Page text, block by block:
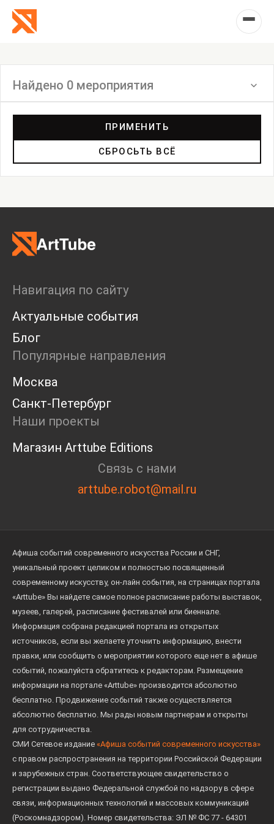
Найдено 0 мероприятия
Дискуссия
Пост-релиз
Пресс-конференция
Ярмарка
Open call
Экскурсия
Дискуссия
Cosmoscow 2024
Blazar 2024
Встречи
Круглый стол
ПРИМЕНИТЬ
СБРОСЬТЬ ВСЁ
Навигация по сайту
Актуальные события
Блог
Популярные направления
Москва
Санкт-Петербург
Наши проекты
Магазин Arttube Editions
Связь с нами
arttube.robot@mail.ru
Афиша событий современного искусства России и СНГ,
уникальный проект целиком и полностью посвященный
современному искусству, он-лайн события, на страницах портала
«Arttube» Вы найдете самое полное расписание работы выставок,
музеев, галерей, расписание фестивалей или биеннале.
Информация собрана редакцией портала из открытых
источников, если вы желаете уточнить информацию, внести
правки, или сообщить о мероприятии которого еще нет в афише
событий, пожалуйста обратитесь к редакторам. Размещение
информации на портале «Arttube» производится абсолютно
бесплатно. Продвижение событий также осуществляется
абсолютно бесплатно. Мы рады новым партнерам и открыты
для сотрудничества.
СМИ Сетевое издание «Афиша событий современного искусства»
с правом распространения на территории Российской Федерации
и зарубежных стран. Соответствующее свидетельство о
регистрации выдано Федеральной службой по надзору в сфере
связи, информационных технологий и массовых коммуникаций
(Роскомнадзором). Номер свидетельства: ЭЛ № ФС 77 - 64301